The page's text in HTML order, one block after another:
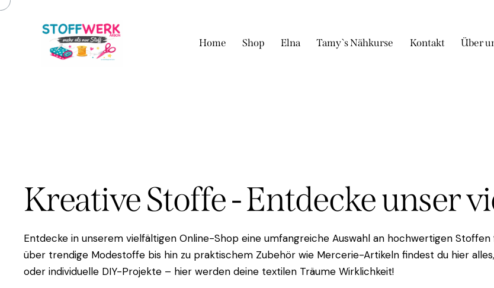
Home Shop Elna Tamy`s Nähkurse Kontakt Über
Kreative Stoffe - Entdecke unser
Entdecke in unserem vielfältigen Online-Shop eine umfangreiche Auswahl an hochwertigen
über trendige Modestoffe bis hin zu praktischem Zubehör wie Mercerie-Artikeln findest du hier
oder individuelle DIY-Projekte – hier werden deine textilen Träume Wirklichkeit!